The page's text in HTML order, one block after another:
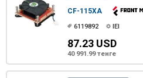
CF-115XA
6119892 IEI
87.23 USD
40 991.99 тенге